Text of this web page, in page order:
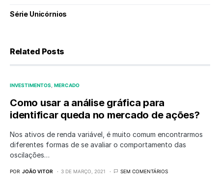
Série Unicórnios
Related Posts
INVESTIMENTOS MERCADO
Como usar a análise gráfica para
identificar queda no mercado de ações?
Nos ativos de renda variável, é muito comum encontrarmos
diferentes formas de se avaliar o comportamento das
oscilações…
POR JOÃO VITOR 3 DE MARÇO, 2021 SEM COMENTÁRIOS